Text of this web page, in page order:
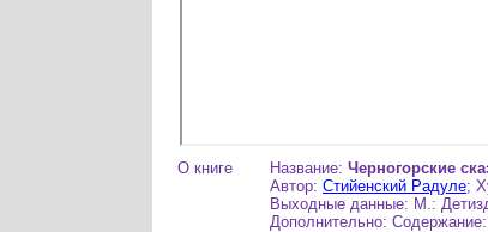
О книге Название: Черногорские
Автор: Стийенский Радуле;
Выходные данные: М.:
Дополнительно: Содержание: